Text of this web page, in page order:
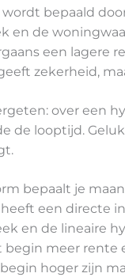
bepaald
en de
een lagere
zekerheid,
over een
de looptijd.
bepaalt je
een directe
en de lineaire
begin meer rente
hoger zijn